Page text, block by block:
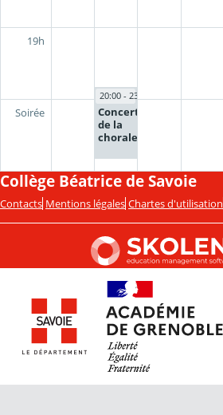
20:00 - 23:00
Concert
de la
chorale
19h
Soirée
Collège Béatrice de Savoie
Contacts Mentions légales Chartes d'utilisation